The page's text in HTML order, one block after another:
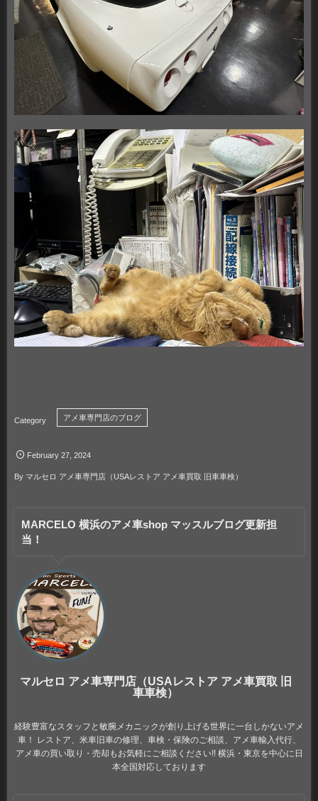
アメ車専門店のブログ
February 27 ,2024
By マルセロ アメ車専門店（USAレストア アメ車買取 旧車車検）
MARCELO 横浜のアメ車shop マッスルブログ更新担
当！
マルセロ アメ車専門店（USAレストア アメ車買取 旧
車車検）
経験豊富なスタッフと敏腕メカニックが創り上げる世界に一台しかないアメ
車！ レストア、米車旧車の修理、車検・保険のご相談、アメ車輸入代行、
アメ車の買い取り・売却もお気軽にご相談ください!! 横浜・東京を中心に日
本全国対応しております